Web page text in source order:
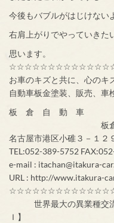
今後もバブルがはじけない
右肩上がりでやっていきた
思います。
お車のキズと共に、心のキ
自動車板金塗装、販売、
板 倉 自 動 車
板倉
名古屋市港区小碓３－１２
TEL:052-389-5752
e-mail : itachan@itakura-
URL : http://www.itakura-
世界最大の異業種交流